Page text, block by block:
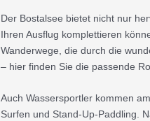
Der Bostalsee bietet nicht nur
Ihren Ausflug komplettieren
Wanderwege, die durch die
– hier finden Sie die passende
Auch Wassersportler kommen
Surfen und Stand-Up-Paddling.